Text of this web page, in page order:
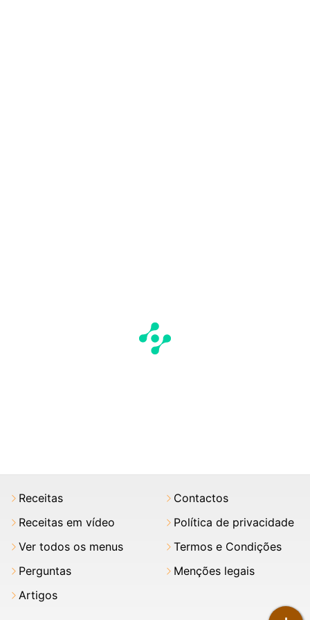
Receitas
Receitas em vídeo
Ver todos os menus
Perguntas
Artigos
Contactos
Política de privacidade
Termos e Condições
Menções legais